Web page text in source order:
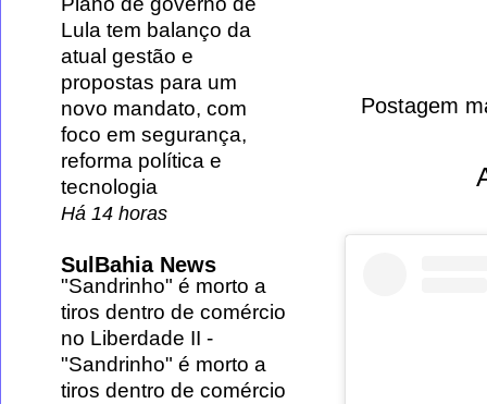
Postagem
Lula tem balanço da
atual gestão e
propostas para um
novo mandato, com
foco em segurança,
reforma política e
tecnologia
Há 14 horas
SulBahia News
"Sandrinho" é morto a
tiros dentro de comércio
no Liberdade II -
"Sandrinho" é morto a
tiros dentro de comércio